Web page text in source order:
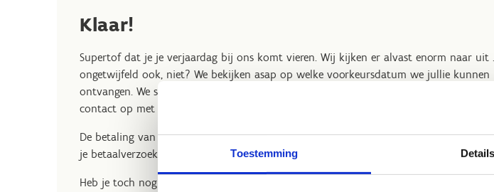
Toestemming Details
Klaar!
Supertof dat je je verjaardag bij ons komt vieren. Wij kijken er alvast enorm naar uit
ongetwijfeld ook, niet? We bekijken asap op welke voorkeursdatum we jullie kunnen
ontvangen. We sturen je hier binnen de 3 werkdagen een mail over. Geen mailtje
contact op met
De betaling van je verjaardagsmaaltijd gebeurt ter plekke in de cafetaria en zal je
je betaalverzoek vinden.
Heb je toch nog een vraag? Aarzel niet om ons te contacteren.